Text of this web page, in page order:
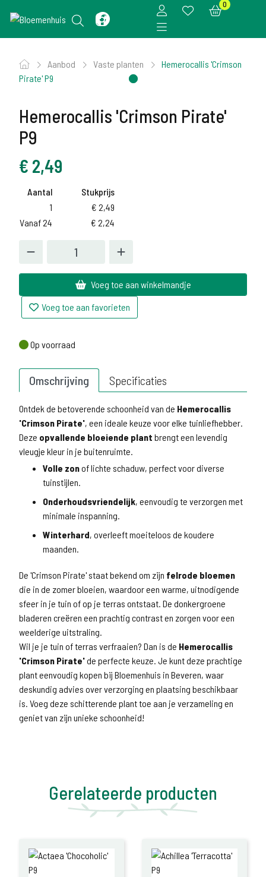
0
Aanbod Vaste planten
Hemerocallis 'Crimson
Pirate' P9
Hemerocallis 'Crimson Pirate'
P9
€ 2,49
Aantal
Stukprijs
1
€ 2,49
Vanaf 24
€ 2,24
Voeg toe aan winkelmandje
Voeg toe aan favorieten
Op voorraad
Op voorraad
Omschrijving Specificaties
Ontdek de betoverende schoonheid van de Hemerocallis
'Crimson Pirate', een ideale keuze voor elke tuinliefhebber.
Deze opvallende bloeiende plant brengt een levendig
vleugje kleur in je buitenruimte.
Volle zonof lichte schaduw, perfect voor diverse
tuinstijlen.
Onderhoudsvriendelijk, eenvoudig te verzorgen met
minimale inspanning.
Winterhard, overleeft moeiteloos de koudere
maanden.
De 'Crimson Pirate' staat bekend om zijn felrode bloemen
die in de zomer bloeien, waardoor een warme, uitnodigende
sfeer in je tuin of op je terras ontstaat. De donkergroene
bladeren creëren een prachtig contrast en zorgen voor een
weelderige uitstraling.
Wil je je tuin of terras verfraaien? Dan is de Hemerocallis
'Crimson Pirate'de perfecte keuze. Je kunt deze prachtige
plant eenvoudig kopen bij Bloemenhuis in Beveren, waar
deskundig advies over verzorging en plaatsing beschikbaar
is. Voeg deze schitterende plant toe aan je verzameling en
geniet van zijn unieke schoonheid!
Gerelateerde producten